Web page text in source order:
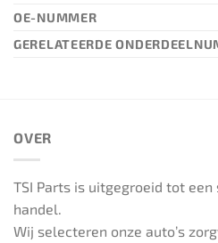
OE-NUMMER
GERELATEERDE
OVER
TSI Parts is uitgegroeid tot
handel.
Wij selecteren onze auto’s